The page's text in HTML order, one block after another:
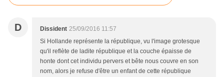
D Dissident 25/09/2016 11:57
Si Hollande représente la république, vu l'image grotesque
qu'il reflète de ladite république et la couche épaisse de
honte dont cet individu pervers et bête nous couvre en son
nom, alors je refuse d'être un enfant de cette république